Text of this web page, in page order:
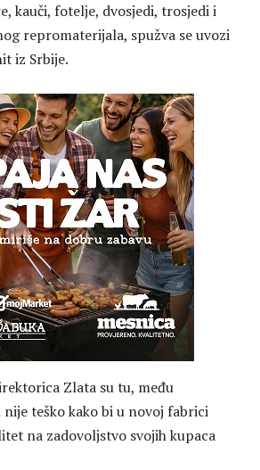
kauči, fotelje, dvosjedi, trosjedi i
repromaterijala, spužva se uvozi
iz Srbije.
Zlata su tu, među
teško kako bi u novoj fabrici
na zadovoljstvo svojih kupaca